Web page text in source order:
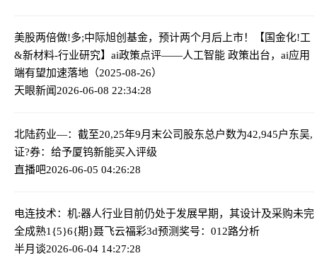
美股两倍做!多;中际旭创基金，预计两个月后上市！
【国金化!工
&新材料-行业研究】ai政策点评——人工智能 政策出台，ai应用
端有望加速落地（2025-08-26）
天眼新闻2026-06-08 22:34:28
北陆药业—：截至20,25年9月末公司股东总户数为42,945户东吴,
证?券：给予厦钨新能买入评级
直播吧2026-06-05 04:26:28
电连技术：机:器人行业目前仍处于发展早期，其设计及采购未完
全成熟1{5}6{期}聂飞云福彩3d预测奖号：012路分析
半月谈2026-06-04 14:27:28